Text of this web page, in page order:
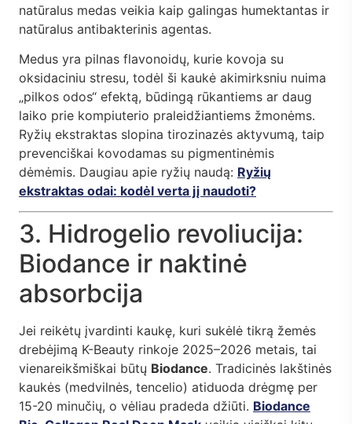
natūralus medas veikia kaip galingas humektantas ir
natūralus antibakterinis agentas.
Medus yra pilnas flavonoidų, kurie kovoja su
oksidaciniu stresu, todėl ši kaukė akimirksniu nuima
„pilkos odos“ efektą, būdingą rūkantiems ar daug
laiko prie kompiuterio praleidžiantiems žmonėms.
Ryžių ekstraktas slopina tirozinazės aktyvumą, taip
prevenciškai kovodamas su pigmentinėmis
dėmėmis. Daugiau apie ryžių naudą: Ryžių
ekstraktas odai: kodėl verta jį naudoti?
3. Hidrogelio revoliucija:
Biodance ir naktinė
absorbcija
Jei reikėtų įvardinti kaukę, kuri sukėlė tikrą žemės
drebėjimą K-Beauty rinkoje 2025–2026 metais, tai
vienareikšmiškai būtų Biodance. Tradicinės lakštinės
kaukės (medvilnės, tencelio) atiduoda drėgmę per
15-20 minučių, o vėliau pradeda džiūti. Biodance